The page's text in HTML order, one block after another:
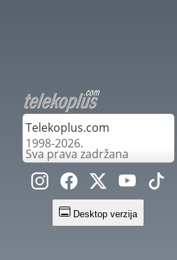
Telekoplus.com
1998-2026.
Sva prava zadržana
Desktop verzija